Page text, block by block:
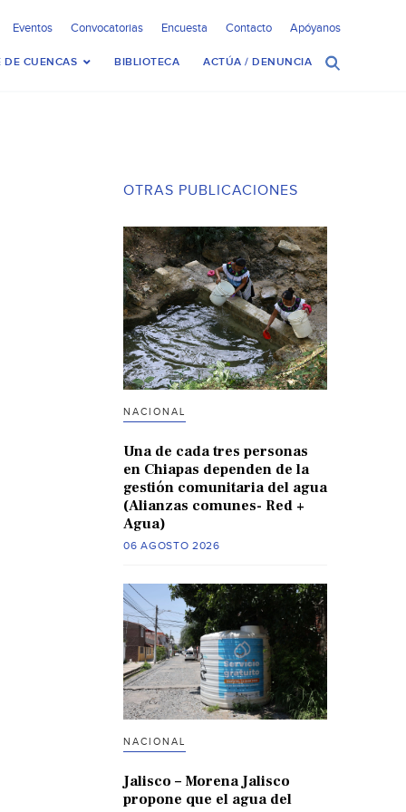
Eventos Convocatorias Encuesta Contacto Apóyanos
DE CUENCAS BIBLIOTECA ACTÚA / DENUNCIA
OTRAS PUBLICACIONES
NACIONAL
Una de cada tres personas
en Chiapas dependen de la
gestión comunitaria del agua
(Alianzas comunes- Red +
Agua)
06 AGOSTO 2026
NACIONAL
Jalisco – Morena Jalisco
propone que el agua del